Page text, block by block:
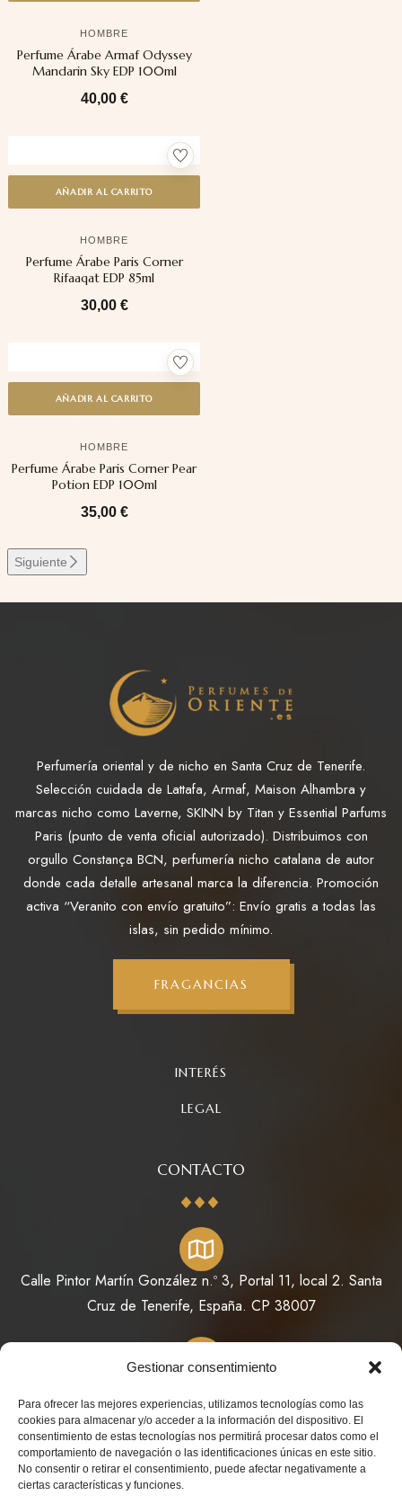
Gestionar consentimiento
Para ofrecer las mejores experiencias, utilizamos tecnologías como las
cookies para almacenar y/o acceder a la información del dispositivo. El
consentimiento de estas tecnologías nos permitirá procesar datos como el
comportamiento de navegación o las identificaciones únicas en este sitio.
No consentir o retirar el consentimiento, puede afectar negativamente a
ciertas características y funciones.
HOMBRE
Perfume Árabe Armaf Odyssey
Mandarin Sky EDP 100ml
40,00 €
AÑADIR AL CARRITO
HOMBRE
Perfume Árabe Paris Corner
Rifaaqat EDP 85ml
30,00 €
AÑADIR AL CARRITO
HOMBRE
Perfume Árabe Paris Corner Pear
Potion EDP 100ml
35,00 €
Siguiente
Perfumería oriental y de nicho en Santa Cruz de Tenerife.
Selección cuidada de Lattafa, Armaf, Maison Alhambra y
marcas nicho como Laverne, SKINN by Titan y Essential Parfums
Paris (punto de venta oficial autorizado). Distribuimos con
orgullo Constança BCN, perfumería nicho catalana de autor
donde cada detalle artesanal marca la diferencia. Promoción
activa “Veranito con envío gratuito”: Envío gratis a todas las
islas, sin pedido mínimo.
FRAGANCIAS
INTERÉS
LEGAL
CONTACTO
Calle Pintor Martín González n.º 3, Portal 11, local 2. Santa
Cruz de Tenerife, España. CP 38007
info@perfumesdeoriente.es